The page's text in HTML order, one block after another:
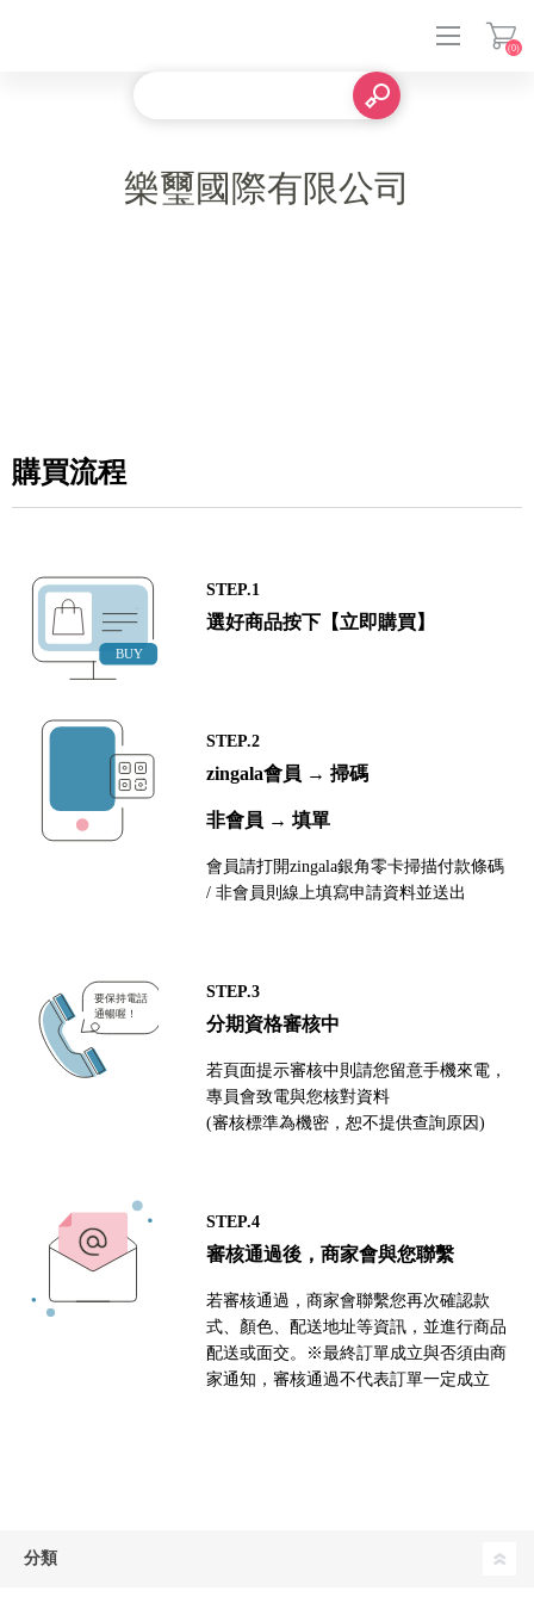
(0)
樂璽國際有限公司
購買流程
STEP.1
選好商品按下【立即購買】
STEP.2
zingala會員 → 掃碼
非會員 → 填單
會員請打開zingala銀角零卡掃描付款條碼
/ 非會員則線上填寫申請資料並送出
STEP.3
分期資格審核中
若頁面提示審核中則請您留意手機來電，
專員會致電與您核對資料
(審核標準為機密，恕不提供查詢原因)
STEP.4
審核通過後，商家會與您聯繫
若審核通過，商家會聯繫您再次確認款
式、顏色、配送地址等資訊，並進行商品
配送或面交。※最終訂單成立與否須由商
家通知，審核通過不代表訂單一定成立
分類